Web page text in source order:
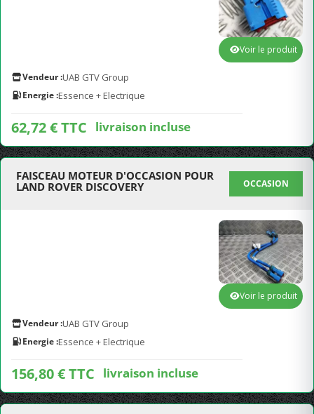
Vendeur :UAB GTV Group
Energie :Essence + Electrique
62,72 € TTC livraison incluse
Voir le produit
FAISCEAU MOTEUR D'OCCASION POUR
LAND ROVER DISCOVERY
OCCASION
Vendeur :UAB GTV Group
Energie :Essence + Electrique
156,80 € TTC livraison incluse
Voir le produit